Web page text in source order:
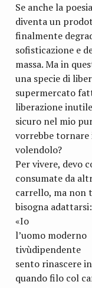
Se anche la
diventa un
finalmente
sofisticazione e
massa. Ma in
una specie di
supermercato
liberazione
sicuro nel mio
vorrebbe
volendolo?
Per vivere, devo
consumate da
carrello, ma non
bisogna adattarsi:
«Io
l’uomo moderno
tivùdipendente
sento rinascere
quando filo col